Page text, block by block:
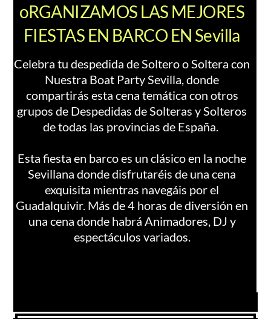
oRGANIZAMOS LAS MEJORES
FIESTAS EN BARCO EN Sevilla
Celebra tu despedida de Soltero o Soltera con
Nuestra Boat Party Sevilla, donde
compartirás esta cena temática con otros
grupos de Despedidas de Solteras y Solteros
de todas las provincias de España.
Esta fiesta en barco es un clásico en la noche
Sevillana donde disfrutaréis de una cena
exquisita mientras navegáis por el
Guadalquivir. Más de 4 horas de diversión en
una cena donde habrá Animadores, DJ y
espectáculos variados.